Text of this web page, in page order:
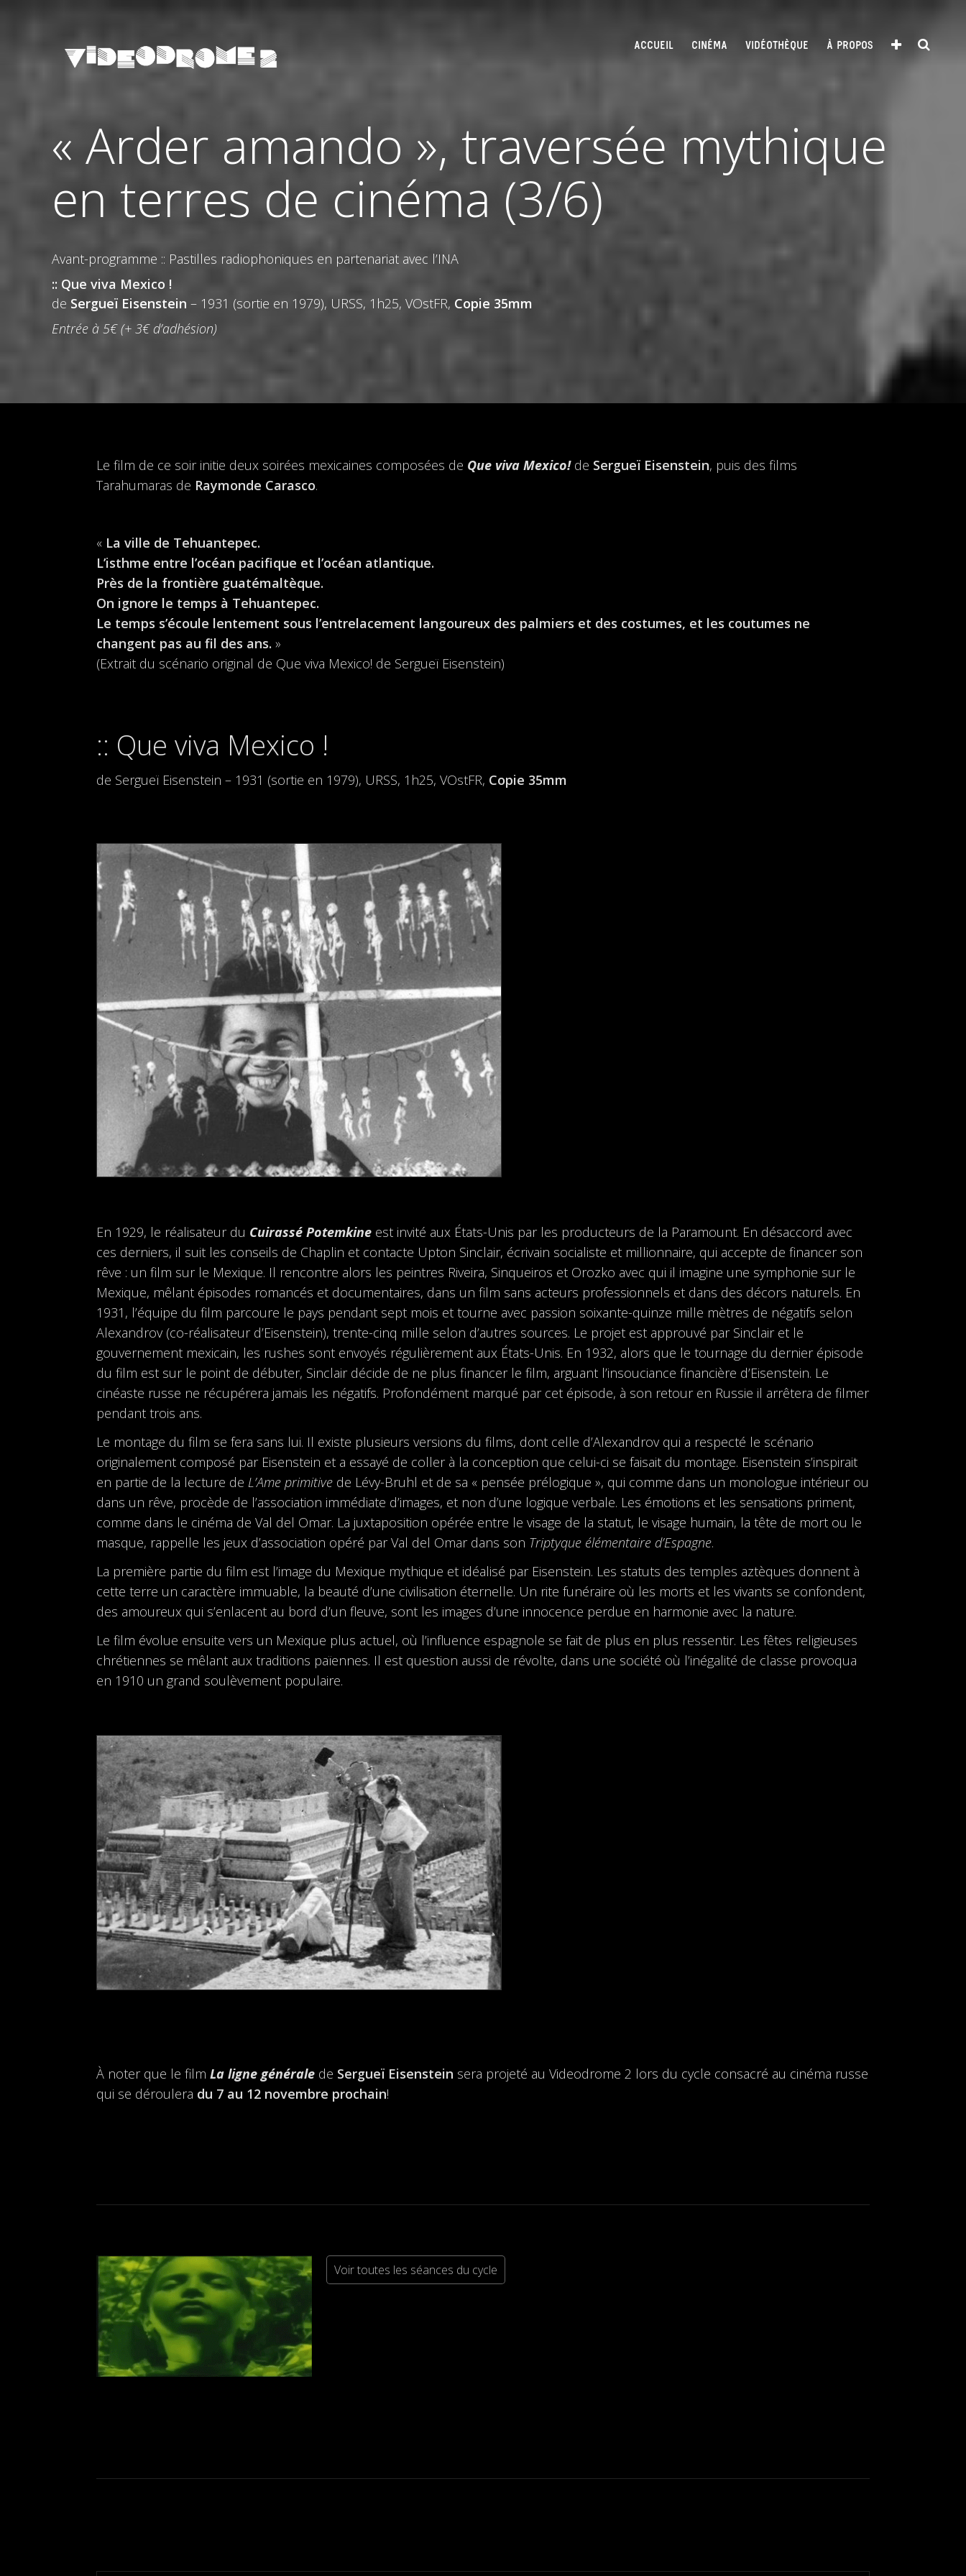
ACCUEIL CINÉMA VIDÉOTHÈQUE À PROPOS
« Arder amando », traversée mythique
en terres de cinéma (3/6)
Avant-programme :: Pastilles radiophoniques en partenariat avec l’INA
:: Que viva Mexico !
de Sergueï Eisenstein – 1931 (sortie en 1979), URSS, 1h25, VOstFR, Copie 35mm
Entrée à 5€ (+ 3€ d’adhésion)
Le film de ce soir initie deux soirées mexicaines composées de Que viva Mexico!de Sergueï Eisenstein, puis des films
Tarahumaras de Raymonde Carasco.
« La ville de Tehuantepec.
L’isthme entre l’océan pacifique et l’océan atlantique.
Près de la frontière guatémaltèque.
On ignore le temps à Tehuantepec.
Le temps s’écoule lentement sous l’entrelacement langoureux des palmiers et des costumes, et les coutumes ne
changent pas au fil des ans. »
(Extrait du scénario original de Que viva Mexico! de Sergueï Eisenstein)
Que viva Mexico !
de Sergueï Eisenstein – 1931 (sortie en 1979), URSS, 1h25, VOstFR, Copie 35mm
En 1929, le réalisateur du Cuirassé Potemkine est invité aux États-Unis par les producteurs de la Paramount. En désaccord avec
ces derniers, il suit les conseils de Chaplin et contacte Upton Sinclair, écrivain socialiste et millionnaire, qui accepte de financer son
rêve : un film sur le Mexique. Il rencontre alors les peintres Riveira, Sinqueiros et Orozko avec qui il imagine une symphonie sur le
Mexique, mêlant épisodes romancés et documentaires, dans un film sans acteurs professionnels et dans des décors naturels. En
1931, l’équipe du film parcoure le pays pendant sept mois et tourne avec passion soixante-quinze mille mètres de négatifs selon
Alexandrov (co-réalisateur d’Eisenstein), trente-cinq mille selon d’autres sources. Le projet est approuvé par Sinclair et le
gouvernement mexicain, les rushes sont envoyés régulièrement aux États-Unis. En 1932, alors que le tournage du dernier épisode
du film est sur le point de débuter, Sinclair décide de ne plus financer le film, arguant l’insouciance financière d’Eisenstein. Le
cinéaste russe ne récupérera jamais les négatifs. Profondément marqué par cet épisode, à son retour en Russie il arrêtera de filmer
pendant trois ans.
Le montage du film se fera sans lui. Il existe plusieurs versions du films, dont celle d’Alexandrov qui a respecté le scénario
originalement composé par Eisenstein et a essayé de coller à la conception que celui-ci se faisait du montage. Eisenstein s’inspirait
en partie de la lecture de L’Ame primitive de Lévy-Bruhl et de sa « pensée prélogique », qui comme dans un monologue intérieur ou
dans un rêve, procède de l’association immédiate d’images, et non d’une logique verbale. Les émotions et les sensations priment,
comme dans le cinéma de Val del Omar. La juxtaposition opérée entre le visage de la statut, le visage humain, la tête de mort ou le
masque, rappelle les jeux d’association opéré par Val del Omar dans son Triptyque élémentaire d’Espagne.
La première partie du film est l’image du Mexique mythique et idéalisé par Eisenstein. Les statuts des temples aztèques donnent à
cette terre un caractère immuable, la beauté d’une civilisation éternelle. Un rite funéraire où les morts et les vivants se confondent,
des amoureux qui s’enlacent au bord d’un fleuve, sont les images d’une innocence perdue en harmonie avec la nature.
Le film évolue ensuite vers un Mexique plus actuel, où l’influence espagnole se fait de plus en plus ressentir. Les fêtes religieuses
chrétiennes se mêlant aux traditions païennes. Il est question aussi de révolte, dans une société où l’inégalité de classe provoqua
en 1910 un grand soulèvement populaire.
À noter que le filmLa ligne générale de Sergueï Eisenstein sera projeté au Videodrome 2 lors du cycle consacré au cinéma russe
qui se déroulera du 7 au 12 novembre prochain!
Voir toutes les séances du cycle